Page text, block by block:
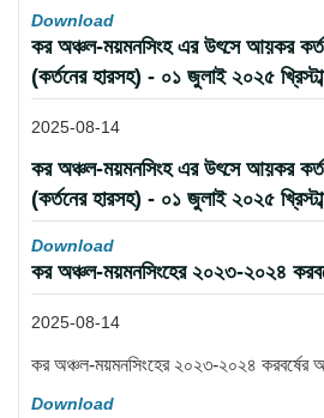
Download
কর অঞ্চল-ময়মনসিংহ এর উৎসে আয়কর
(কর্তনের হারসহ) - ০১ জুলাই ২০২৫
2025-08-14
কর অঞ্চল-ময়মনসিংহ এর উৎসে আয়কর
(কর্তনের হারসহ) - ০১ জুলাই ২০২৫
Download
কর অঞ্চল-ময়মনসিংহের ২০২৩-২০২৪
2025-08-14
কর অঞ্চল-ময়মনসিংহের ২০২৩-২০২৪ করবর্ষের
Download